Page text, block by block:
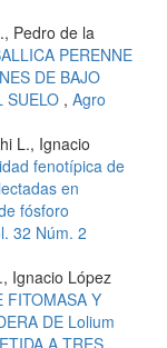
Pedro de la
PERENNE
DE BAJO
SUELO , Agro
L., Ignacio
fenotípica de
en
fósforo
32 Núm. 2
Ignacio López
FITOMASA Y
DE Lolium
A TRES